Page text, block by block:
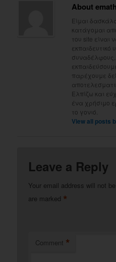
About
Είμαι
κατάγομαι
του site
εκπαιδευτικό
συναδέλφους,
παρέχουμε
Ελπίζω και
ένα χρήσιμο
το γονιό.
View all posts
Leave a Reply
Your email address will not
are marked *
Comment *